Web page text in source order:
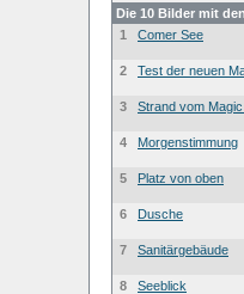
Die 10 Bilder mit
1
Comer See
2 Test der neuen
3 Strand vom
4 Morgenstimmung
5 Platz von oben
6 Dusche
7 Sanitärgebäude
8 Seeblick